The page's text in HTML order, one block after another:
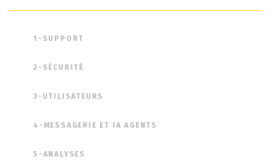
1-SUPPORT
2-SÉCURITÉ
3-UTILISATEURS
4-MESSAGERIE ET IA AGENTS
5-ANALYSES